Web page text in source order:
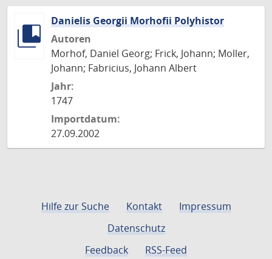
Danielis Georgii Morhofii Polyhistor
Autoren
Morhof, Daniel Georg; Frick, Johann; Moller,
Johann; Fabricius, Johann Albert
Jahr:
1747
Importdatum:
27.09.2002
Hilfe zur Suche Kontakt
Impressum
Datenschutz
Feedback
RSS-Feed